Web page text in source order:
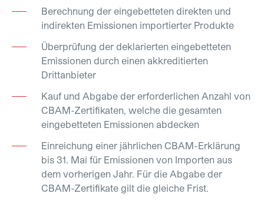
Berechnung der eingebetteten direkten und
indirekten Emissionen importierter Produkte
Überprüfung der deklarierten eingebetteten
Emissionen durch einen akkreditierten
Drittanbieter
Kauf und Abgabe der erforderlichen Anzahl von
CBAM-Zertifikaten, welche die gesamten
eingebetteten Emissionen abdecken
Einreichung einer jährlichen CBAM-Erklärung
bis 31. Mai für Emissionen von Importen aus
dem vorherigen Jahr. Für die Abgabe der
CBAM-Zertifikate gilt die gleiche Frist.